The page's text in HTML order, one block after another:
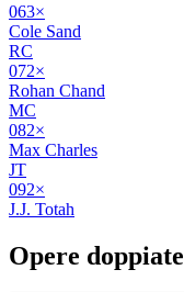
063×
Cole Sand
RC
072×
Rohan Chand
MC
082×
Max Charles
JT
092×
J.J. Totah
Opere doppiate